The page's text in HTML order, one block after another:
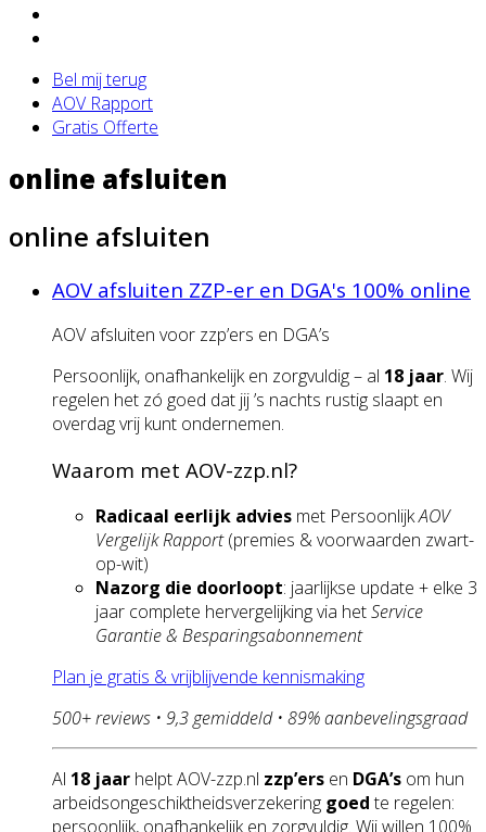
Bel mij terug
AOV Rapport
Gratis Offerte
online afsluiten
online afsluiten
AOV afsluiten ZZP-er en DGA's 100% online
AOV afsluiten voor zzp’ers en DGA’s
Persoonlijk, onafhankelijk en zorgvuldig – al 18 jaar. Wij
regelen het zó goed dat jij ’s nachts rustig slaapt en
overdag vrij kunt ondernemen.
Waarom met AOV-zzp.nl?
Radicaal eerlijk advies met PersoonlijkAOV
Vergelijk Rapport(premies & voorwaarden zwart-
op-wit)
Nazorg die doorloopt: jaarlijkse update + elke 3
jaar complete hervergelijking via hetService
Garantie & Besparingsabonnement
Plan je gratis & vrijblijvende kennismaking
500+ reviews • 9,3 gemiddeld • 89% aanbevelingsgraad
Al 18 jaar helpt AOV-zzp.nl zzp’ers en DGA’s om hun
arbeidsongeschiktheidsverzekering goedte regelen:
persoonlijk, onafhankelijk en zorgvuldig. Wij willen 100%